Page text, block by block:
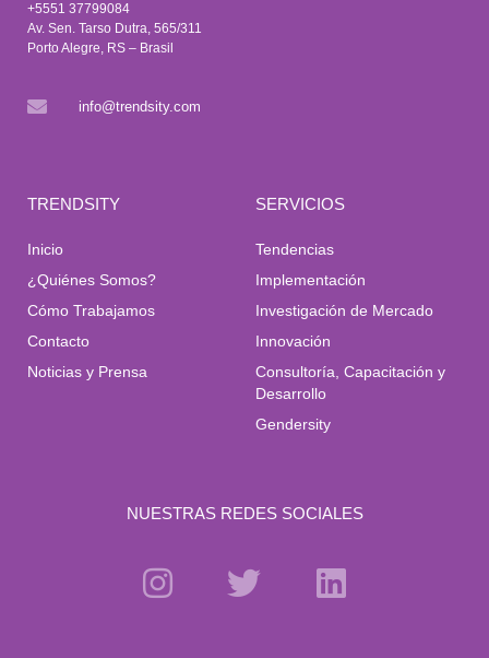
+5551 37799084
Av. Sen. Tarso Dutra, 565/311
Porto Alegre, RS – Brasil
info@trendsity.com
TRENDSITY
Inicio
¿Quiénes Somos?
Cómo Trabajamos
Contacto
Noticias y Prensa
SERVICIOS
Tendencias
Implementación
Investigación de Mercado
Innovación
Consultoría, Capacitación y
Desarrollo
Gendersity
NUESTRAS REDES SOCIALES